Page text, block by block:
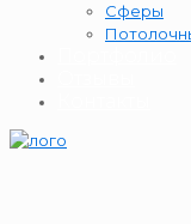
Сферы